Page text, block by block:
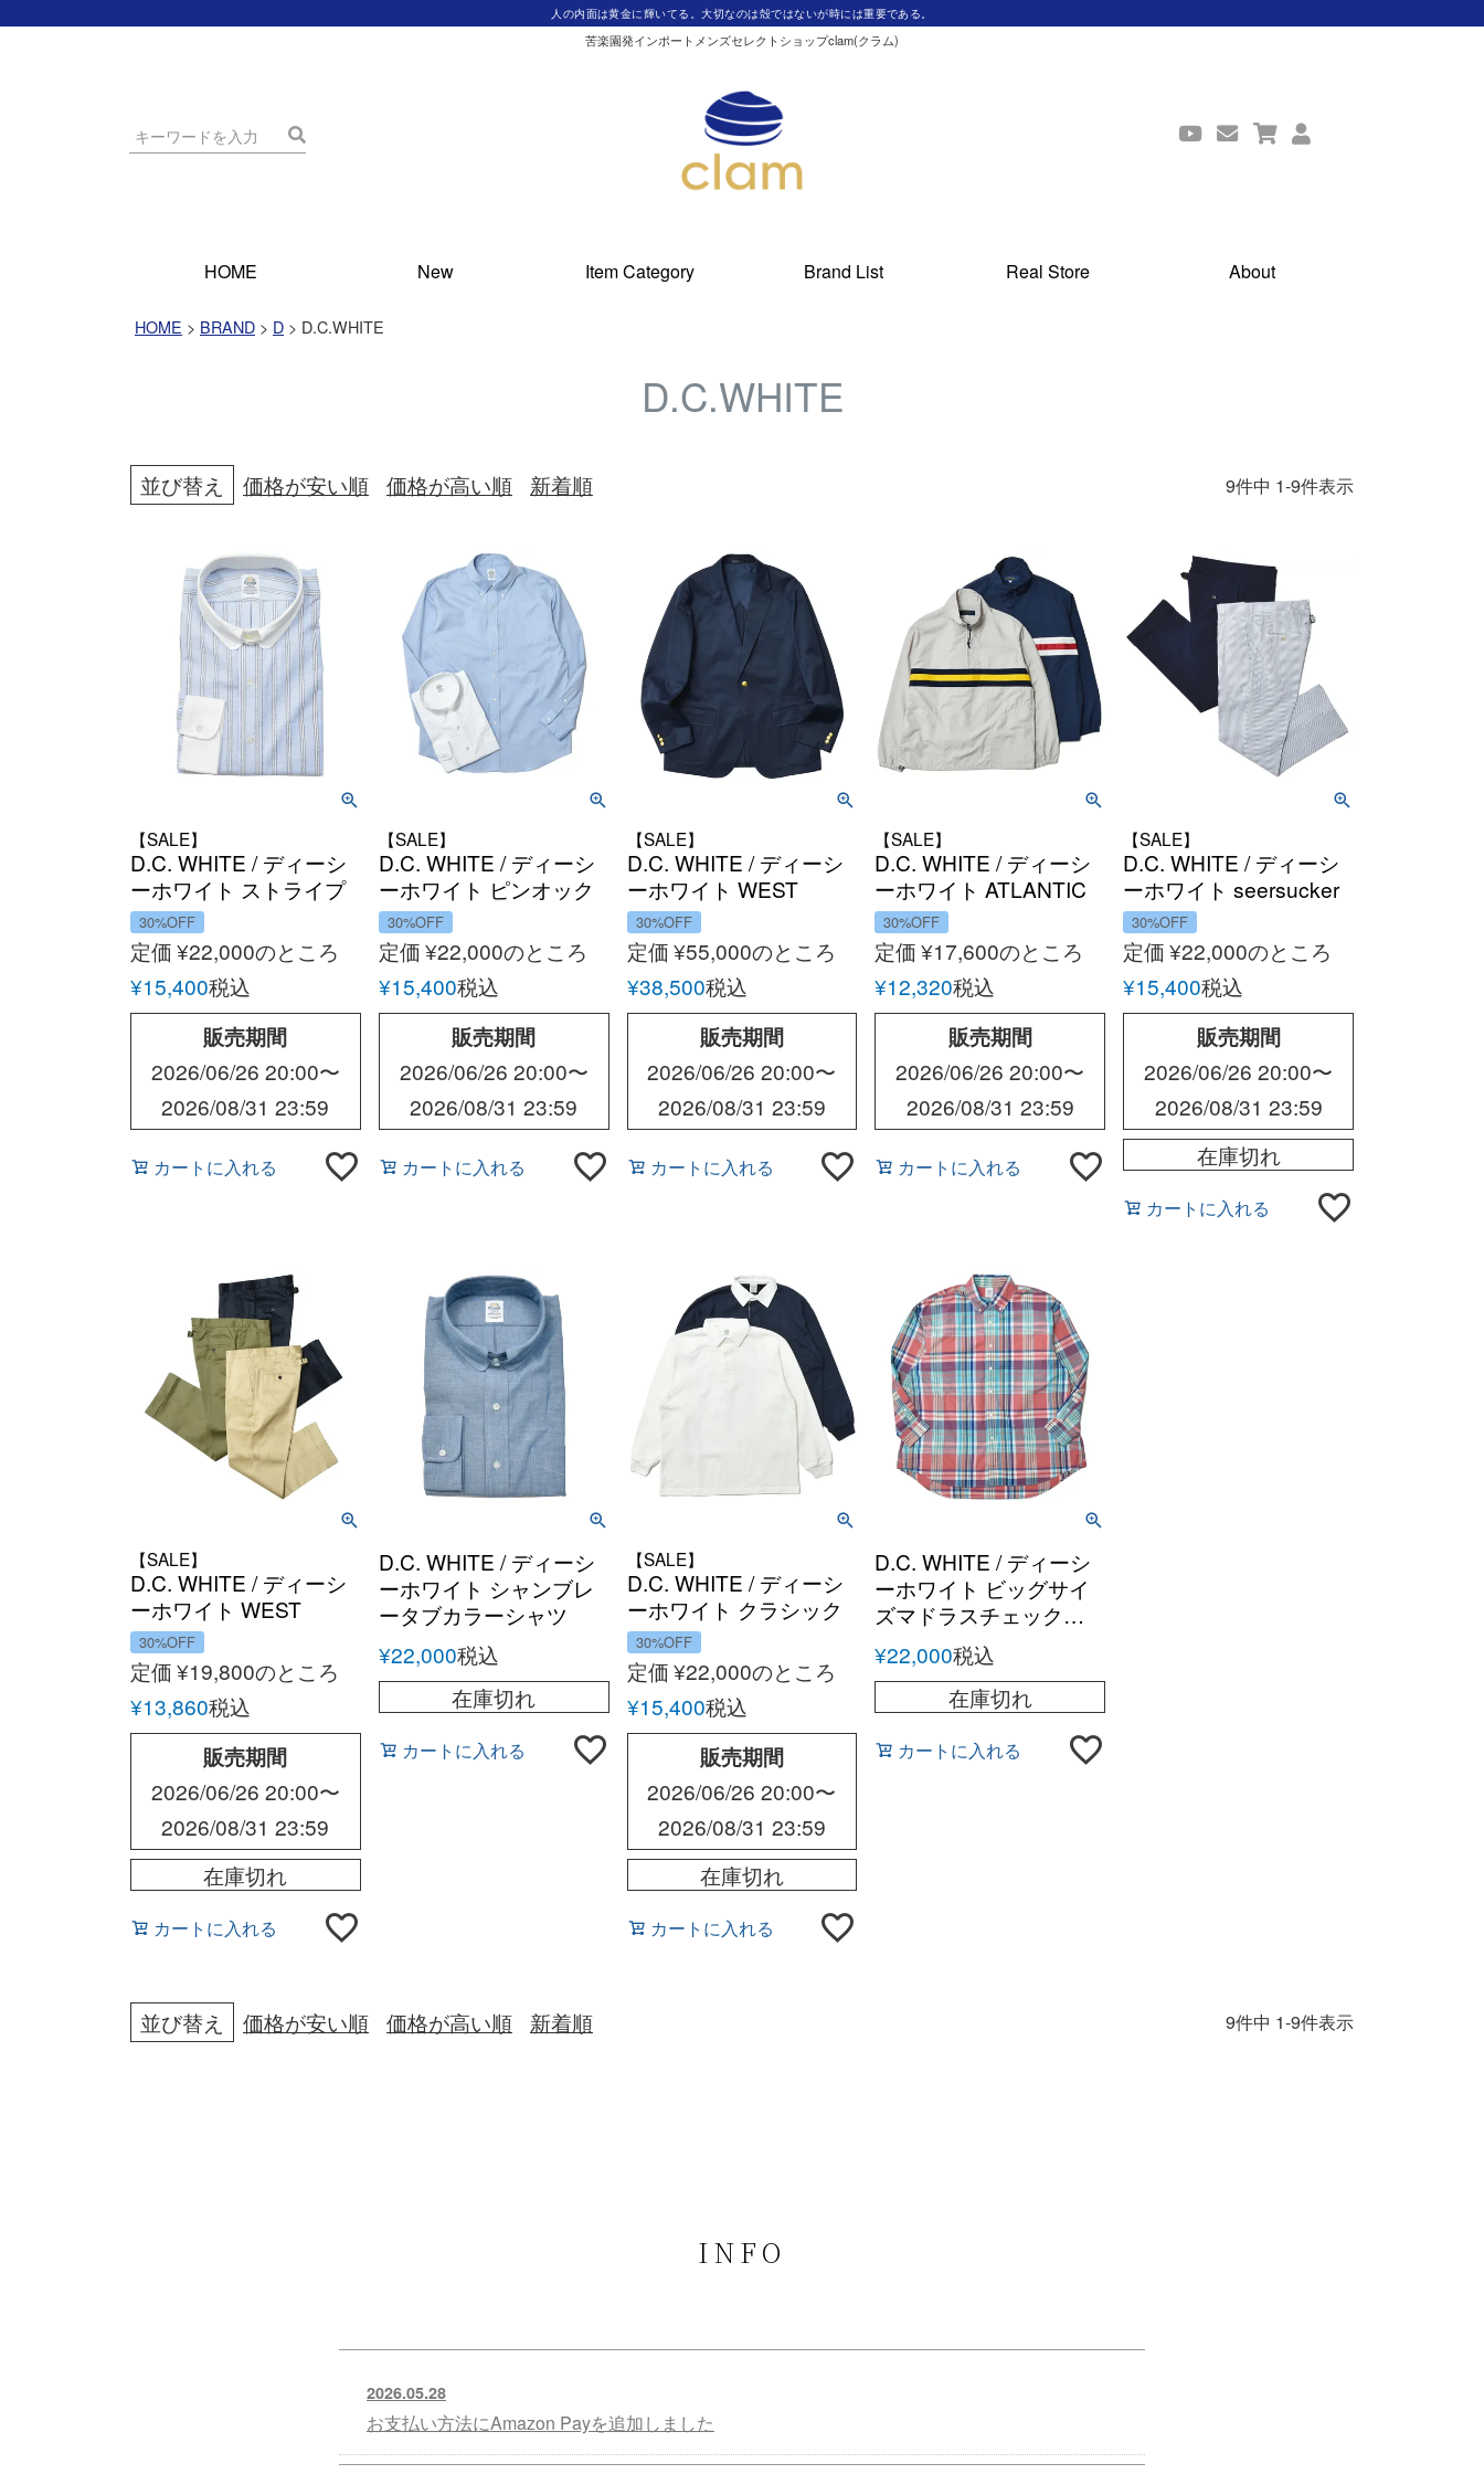
人の内面は黄金に輝いてる。大切なのは殻ではないが時には重要である。
苦楽園発インポートメンズセレクトショップclam(クラム)
HOME New Item Category Brand List Real Store About
HOME BRAND D D.C.WHITE
D.C.WHITE
並び替え 価格が安い順 価格が高い順 新着順 9件中 1-9件表示
【SALE】
D.C. WHITE / ディーシ
ーホワイト ストライプ
オックスクレリックタ
ブカラーシャツ
30%OFF
定価¥22,000のところ
¥15,400税込
販売期間
2026/06/26 20:00〜
2026/08/31 23:59
カートに入れる
【SALE】
D.C. WHITE / ディーシ
ーホワイト ピンオック
スボタンダウンシャツ
30%OFF
定価¥22,000のところ
¥15,400税込
販売期間
2026/06/26 20:00〜
2026/08/31 23:59
カートに入れる
【SALE】
D.C. WHITE / ディーシ
ーホワイト WEST
POINT BLAZER NAVY
ブレザー 紺ブレ メンズ
30%OFF
定価¥55,000のところ
¥38,500税込
販売期間
2026/06/26 20:00〜
2026/08/31 23:59
カートに入れる
【SALE】
D.C. WHITE / ディーシ
ーホワイト ATLANTIC
FIELD by DC
WHITE（アトランティ
ックフィールドバイデ
ィーシーホワイト）
TRAINING BLOUSON
30%OFF
定価¥17,600のところ
¥12,320税込
販売期間
2026/06/26 20:00〜
2026/08/31 23:59
カートに入れる
【SALE】
D.C. WHITE / ディーシ
ーホワイト seersucker
AMERICAN TROUSER
シアサッカーコットン
アメリカントラウザー
ズ
30%OFF
定価¥22,000のところ
¥15,400税込
販売期間
2026/06/26 20:00〜
2026/08/31 23:59
在庫切れ
カートに入れる
【SALE】
D.C. WHITE / ディーシ
ーホワイト WEST
POINT AMERICAN
TROUSER ウエストポ
イントアメリカントラ
ウザーズ チノパン
30%OFF
定価¥19,800のところ
¥13,860税込
販売期間
2026/06/26 20:00〜
2026/08/31 23:59
在庫切れ
カートに入れる
D.C. WHITE / ディーシ
ーホワイト シャンブレ
ータブカラーシャツ
¥22,000税込
在庫切れ
カートに入れる
【SALE】
D.C. WHITE / ディーシ
ーホワイト クラシック
ラガーシャツ
30%OFF
定価¥22,000のところ
¥15,400税込
販売期間
2026/06/26 20:00〜
2026/08/31 23:59
在庫切れ
カートに入れる
D.C. WHITE / ディーシ
ーホワイト ビッグサイ
ズマドラスチェックボ
タンダウンシャツ
¥22,000税込
在庫切れ
カートに入れる
並び替え 価格が安い順 価格が高い順 新着順 9件中 1-9件表示
INFO
2026.05.28
お支払い方法にAmazon Payを追加しました